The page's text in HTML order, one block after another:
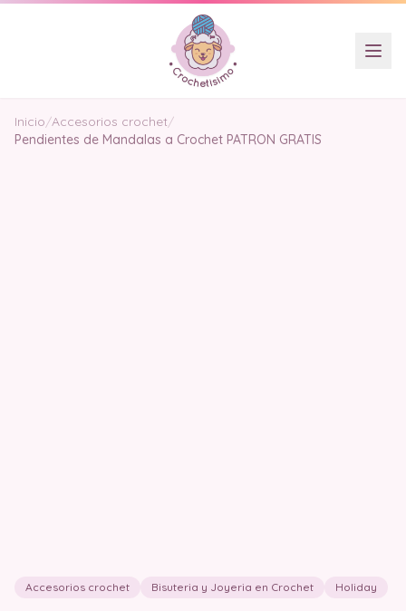
Inicio/Accesorios crochet/
Pendientes de Mandalas a Crochet PATRON GRATIS
Accesorios crochet Bisuteria y Joyeria en Crochet Holiday